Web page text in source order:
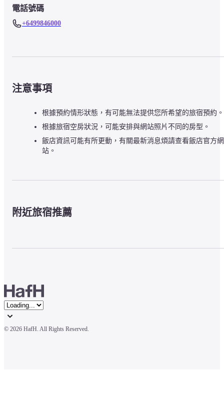
電話號碼
+6499846000
注意事項
根據預約情形狀態，有可能無法提供您所希望的旅宿預約。
根據旅宿空房狀況，可能安排與網站照片不同的房型。
飯店資訊可能有所更動，有關最新消息煩請查看飯店官方網
站。
附近旅宿推薦
© 2026 HafH. All Rights Reserved.